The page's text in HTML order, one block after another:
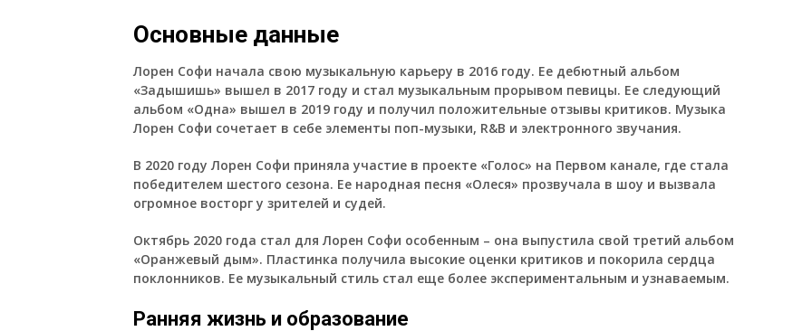
Основные данные
Лорен Софи начала свою музыкальную карьеру в 2016 году. Ее дебютный альбом
«Задышишь» вышел в 2017 году и стал музыкальным прорывом певицы. Ее следующий
альбом «Одна» вышел в 2019 году и получил положительные отзывы критиков. Музыка
Лорен Софи сочетает в себе элементы поп-музыки, R&B и электронного звучания.
В 2020 году Лорен Софи приняла участие в проекте «Голос» на Первом канале, где стала
победителем шестого сезона. Ее народная песня «Олеся» прозвучала в шоу и вызвала
огромное восторг у зрителей и судей.
Октябрь 2020 года стал для Лорен Софи особенным – она выпустила свой третий альбом
«Оранжевый дым». Пластинка получила высокие оценки критиков и покорила сердца
поклонников. Ее музыкальный стиль стал еще более экспериментальным и узнаваемым.
Ранняя жизнь и образование